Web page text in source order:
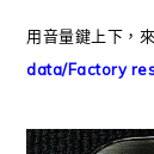
用音量鍵上下，
data/Factory